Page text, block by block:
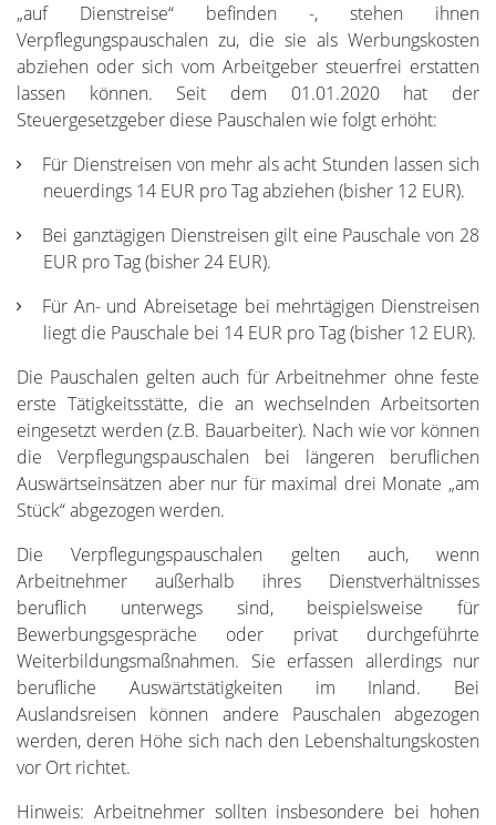
„auf Dienstreise“ befinden -, stehen ihnen
Verpflegungspauschalen zu, die sie als Werbungskosten
abziehen oder sich vom Arbeitgeber steuerfrei erstatten
lassen können. Seit dem 01.01.2020 hat der
Steuergesetzgeber diese Pauschalen wie folgt erhöht:
Für Dienstreisen von mehr als acht Stunden lassen sich
neuerdings 14 EUR pro Tag abziehen (bisher 12 EUR).
Bei ganztägigen Dienstreisen gilt eine Pauschale von 28
EUR pro Tag (bisher 24 EUR).
Für An- und Abreisetage bei mehrtägigen Dienstreisen
liegt die Pauschale bei 14 EUR pro Tag (bisher 12 EUR).
Die Pauschalen gelten auch für Arbeitnehmer ohne feste
erste Tätigkeitsstätte, die an wechselnden Arbeitsorten
eingesetzt werden (z.B. Bauarbeiter). Nach wie vor können
die Verpflegungspauschalen bei längeren beruflichen
Auswärtseinsätzen aber nur für maximal drei Monate „am
Stück“ abgezogen werden.
Die Verpflegungspauschalen gelten auch, wenn
Arbeitnehmer außerhalb ihres Dienstverhältnisses
beruflich unterwegs sind, beispielsweise für
Bewerbungsgespräche oder privat durchgeführte
Weiterbildungsmaßnahmen. Sie erfassen allerdings nur
berufliche Auswärtstätigkeiten im Inland. Bei
Auslandsreisen können andere Pauschalen abgezogen
werden, deren Höhe sich nach den Lebenshaltungskosten
vor Ort richtet.
Hinweis: Arbeitnehmer sollten insbesondere bei hohen